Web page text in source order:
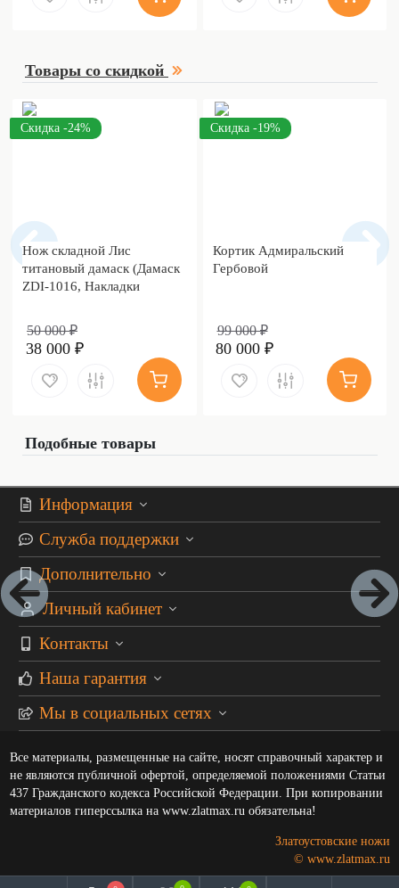
Товары со скидкой
Скидка -24%
Нож складной Лис
титановый дамаск (Дамаск
ZDI-1016, Накладки
50 000 ₽
38 000 ₽
Скидка -19%
Кортик Адмиральский
Гербовой
99 000 ₽
80 000 ₽
Подобные товары
Информация
Служба поддержки
Дополнительно
Личный кабинет
Контакты
Наша гарантия
Мы в социальных сетях
Все материалы, размещенные на сайте, носят справочный характер и
не являются публичной офертой, определяемой положениями Статьи
437 Гражданского кодекса Российской Федерации. При копировании
материалов гиперссылка на www.zlatmax.ru обязательна!
Златоустовские ножи
© www.zlatmax.ru